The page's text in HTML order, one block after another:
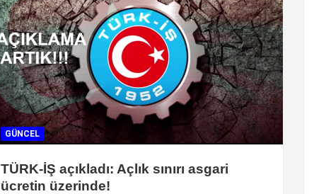
GÜNCEL
TÜRK-İŞ açıkladı: Açlık sınırı asgari
ücretin üzerinde!